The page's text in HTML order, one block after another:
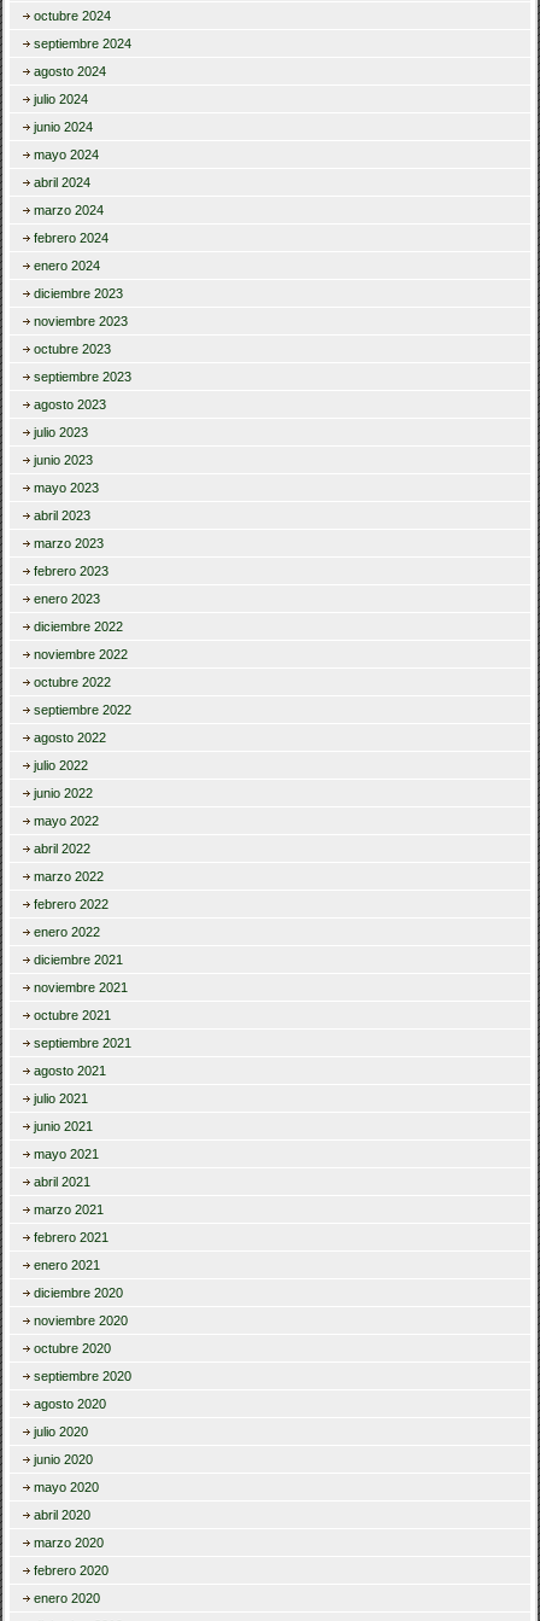
octubre 2024
septiembre 2024
agosto 2024
julio 2024
junio 2024
mayo 2024
abril 2024
marzo 2024
febrero 2024
enero 2024
diciembre 2023
noviembre 2023
octubre 2023
septiembre 2023
agosto 2023
julio 2023
junio 2023
mayo 2023
abril 2023
marzo 2023
febrero 2023
enero 2023
diciembre 2022
noviembre 2022
octubre 2022
septiembre 2022
agosto 2022
julio 2022
junio 2022
mayo 2022
abril 2022
marzo 2022
febrero 2022
enero 2022
diciembre 2021
noviembre 2021
octubre 2021
septiembre 2021
agosto 2021
julio 2021
junio 2021
mayo 2021
abril 2021
marzo 2021
febrero 2021
enero 2021
diciembre 2020
noviembre 2020
octubre 2020
septiembre 2020
agosto 2020
julio 2020
junio 2020
mayo 2020
abril 2020
marzo 2020
febrero 2020
enero 2020